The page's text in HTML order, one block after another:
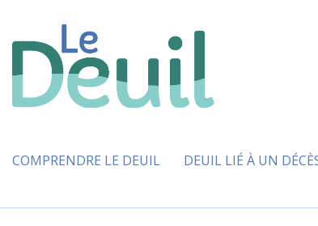
COMPRENDRE LE DEUIL DEUIL LIÉ À UN